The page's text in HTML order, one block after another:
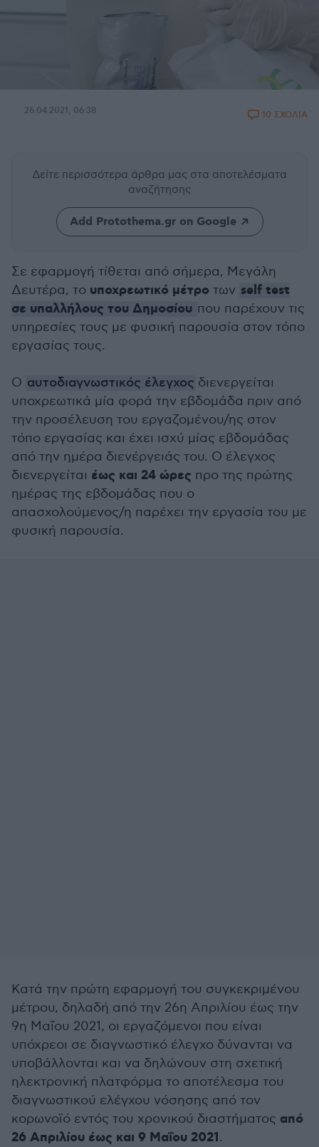
26.04.2021, 06:38 10 ΣΧΟΛΙΑ
Δείτε περισσότερα άρθρα μας στα αποτελέσματα
αναζήτησης
Add Protothema.gr on Google
Σε εφαρμογή τίθεται από σήμερα, Μεγάλη
Δευτέρα, το υποχρεωτικό μέτρο των self test
σε υπαλλήλους του Δημοσίου που παρέχουν τις
υπηρεσίες τους με φυσική παρουσία στον τόπο
εργασίας τους.
Ο αυτοδιαγνωστικός έλεγχος διενεργείται
υποχρεωτικά μία φορά την εβδομάδα πριν από
την προσέλευση του εργαζομένου/ης στον
τόπο εργασίας και έχει ισχύ μίας εβδομάδας
από την ημέρα διενέργειάς του. Ο έλεγχος
διενεργείται έως και 24 ώρες προ της πρώτης
ημέρας της εβδομάδας που ο
απασχολούμενος/η παρέχει την εργασία του με
φυσική παρουσία.
Κατά την πρώτη εφαρμογή του συγκεκριμένου
μέτρου, δηλαδή από την 26η Απριλίου έως την
9η Μαΐου 2021, οι εργαζόμενοι που είναι
υπόχρεοι σε διαγνωστικό έλεγχο δύνανται να
υποβάλλονται και να δηλώνουν στη σχετική
ηλεκτρονική πλατφόρμα το αποτέλεσμα του
διαγνωστικού ελέγχου νόσησης από τον
κορωνοϊό εντός του χρονικού διαστήματος από
26 Απριλίου έως και 9 Μαΐου 2021.